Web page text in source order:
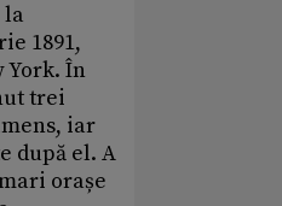
la
1891,
York. În
trei
iar
după el. A
orașe